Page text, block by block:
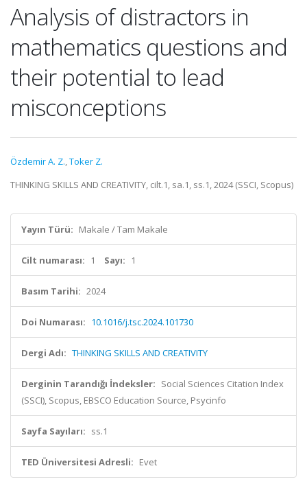
Analysis of distractors in
mathematics questions and
their potential to lead
misconceptions
Özdemir A. Z.,Toker Z.
THINKING SKILLS AND CREATIVITY, cilt.1, sa.1, ss.1, 2024 (SSCI, Scopus)
Yayın Türü: Makale / Tam Makale
Cilt numarası: 1 Sayı: 1
Basım Tarihi: 2024
Doi Numarası: 10.1016/j.tsc.2024.101730
Dergi Adı: THINKING SKILLS AND CREATIVITY
Derginin Tarandığı İndeksler: Social Sciences Citation Index
(SSCI), Scopus, EBSCO Education Source, Psycinfo
Sayfa Sayıları: ss.1
TED Üniversitesi Adresli: Evet